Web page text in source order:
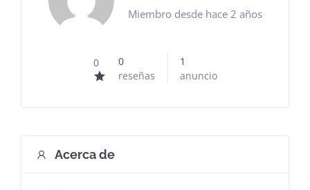
Contactar
Miembro desde hace 2 años
0
0
reseñas
1
anuncio
Acerca de